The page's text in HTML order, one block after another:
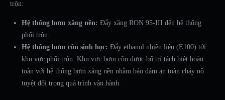
trộn:
Hệ thống bơm xăng nền: Đẩy xăng RON 95-III đến hệ thống
phối trộn.
Hệ thống bơm cồn sinh học: Đẩy ethanol nhiên liệu (E100) tới
khu vực phối trộn. Khu vực bơm cồn được bố trí tách biệt hoàn
toàn với hệ thống bơm xăng nền nhằm bảo đảm an toàn cháy nổ
tuyệt đối trong quá trình vận hành.